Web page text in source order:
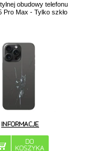
obudowy telefonu
Pro Max - Tylko szkło